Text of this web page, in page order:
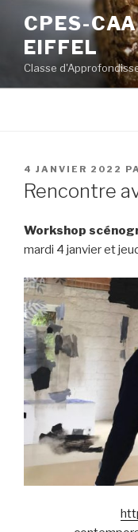
contenu
principal
CPES-
EIFFEL
Classe
PUBLIÉ
LE
4 JANVIER 2022
Rencontre
Workshop
mardi 4 janvier et